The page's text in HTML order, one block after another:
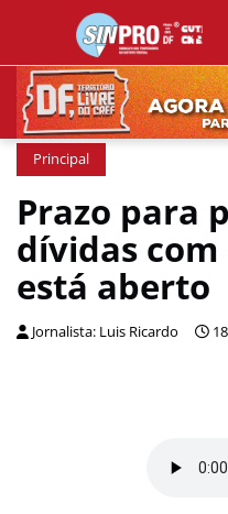
Principal
Prazo para
dívidas com
está aberto
Jornalista: Luis Ricardo